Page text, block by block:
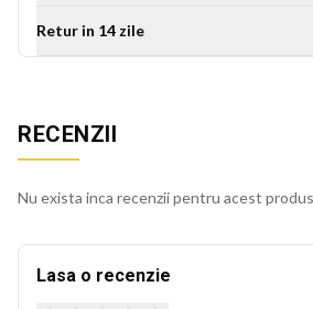
Retur in 14 zile
RECENZII
Nu exista inca recenzii pentru acest
Lasa o recenzie